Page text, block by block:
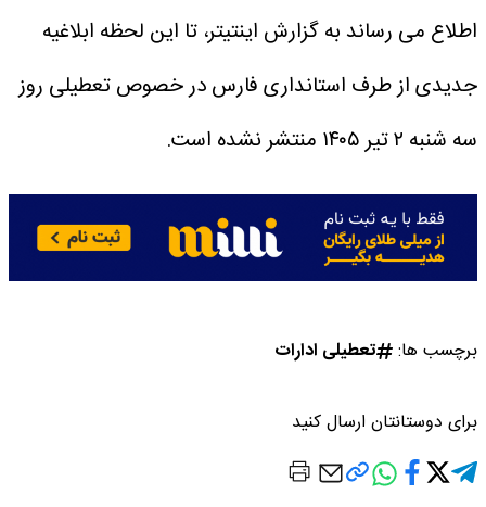
اطلاع می رساند به گزارش اینتیتر، تا این لحظه ابلاغیه
جدیدی از طرف استانداری فارس در خصوص تعطیلی روز
سه شنبه ۲ تیر ۱۴۰۵ منتشر نشده است.
برچسب ها: تعطیلی ادارات
برای دوستانتان ارسال کنید